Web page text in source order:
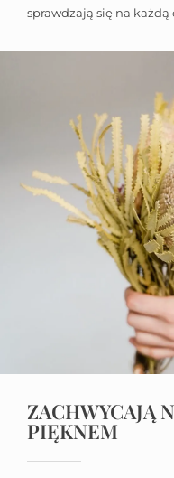
sprawdzają się na każdą
ZACHWYCAJĄ
PIĘKNEM